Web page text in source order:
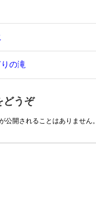
の滝
どうぞ
公開されることはありません。